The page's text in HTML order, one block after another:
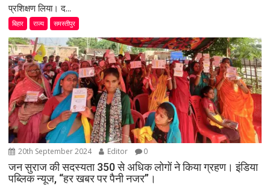
प्रशिक्षण लिया। द...
बिहार राज्य समस्तीपुर
20th September 2024 Editor 0
जन सुराज की सदस्यता 350 से अधिक लोगों ने किया ग्रहण। इंडिया
पब्लिक न्यूज, “हर खबर पर पैनी नजर”।